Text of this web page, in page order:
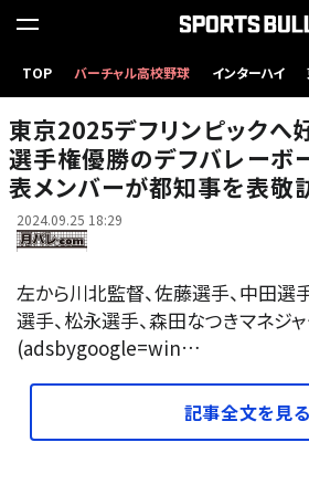
TOP バーチャル高校野球 インターハイ
東京2025デフリンピックへ
選手権優勝のデフバレーボ
表メンバーが都知事を表敬
2024.09.25 18:29
左から川北監督、佐藤選手、中田選
選手、松永選手、森田なつきマネジ
(adsbygoogle=win…
記事全文を見る